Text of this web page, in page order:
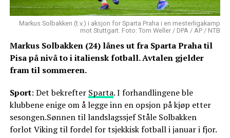
Markus Solbakken (t.v.) i aksjon for Sparta Praha i en mesterligakamp
mot Stuttgart. Foto: Tom Weller / DPA / AP / NTB
Markus Solbakken (24) lånes ut fra Sparta Praha til
Pisa på nivå to i italiensk fotball. Avtalen gjelder
fram til sommeren.
Sport: Det bekrefter Sparta. I forhandlingene ble
klubbene enige om å legge inn en opsjon på kjøp etter
sesongen.Sønnen til landslagssjef Ståle Solbakken
forlot Viking til fordel for tsjekkisk fotball i januar i fjor.